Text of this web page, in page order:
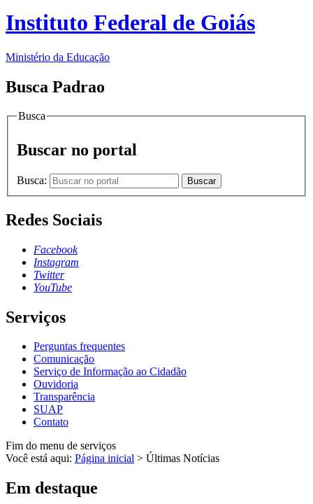
Instituto Federal de Goiás
Ministério da Educação
Busca Padrao
Busca
Buscar no portal
Busca: Buscar
Redes Sociais
Facebook
Instagram
Twitter
YouTube
Serviços
Perguntas frequentes
Comunicação
Serviço de Informação ao Cidadão
Ouvidoria
Transparência
SUAP
Contato
Fim do menu de serviços
Você está aqui: Página inicial > Últimas Notícias
Em destaque